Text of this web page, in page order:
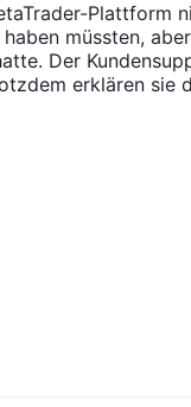
Plattform
müssten,
Der
erklären sie